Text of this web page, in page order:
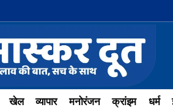
खेल व्यापार मनोरंजन क्रांइम धर्म